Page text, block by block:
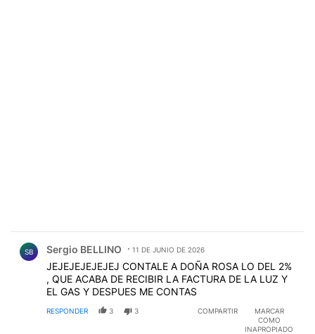
SB Sergio BELLINO 11 DE JUNIO DE 2026
JEJEJEJEJEJEJ CONTALE A DOÑA ROSA LO DEL 2%
, QUE ACABA DE RECIBIR LA FACTURA DE LA LUZ Y
EL GAS Y DESPUES ME CONTAS
RESPONDER 3 3 COMPARTIR
MARCAR
COMO
INAPROPIADO